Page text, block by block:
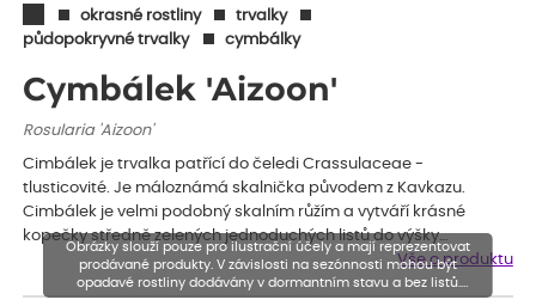
okrasné rostliny
trvalky
půdopokryvné trvalky
cymbálky
Cymbálek 'Aizoon'
Rosularia 'Aizoon'
Cimbálek je trvalka patřící do čeledi Crassulaceae -
tlusticovité. Je máloznámá skalnička původem z Kavkazu.
Cimbálek je velmi podobný skalním růžím a vytváří krásné
kopečky středně zelených jednoduchých listů do výšky…
Vše o produktu
Obrázky slouží pouze pro ilustrační účely a mají reprezentovat
prodávané produkty. V závislosti na sezónnosti mohou být
opadavé rostliny dodávány v dormantním stavu a bez listů.
Rostliny mohou být také sestřiženy níže, než je uvedená výška,